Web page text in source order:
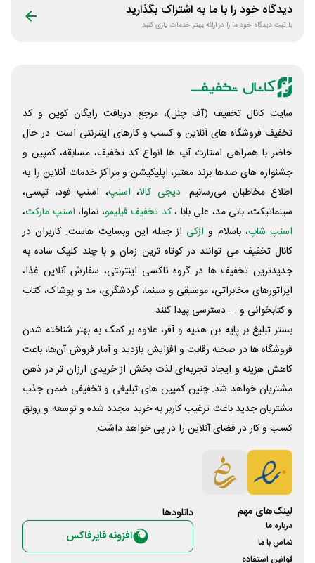
دیدگاه خود را با ما به اشتراک بگذارید
با ثبت دیدگاه خود ما را در ارائه بهتر خدمات یاری کنید
سایت کانال تخفیف (آف چنل)، مرجع دریافت رایگان کوپن و کد
تخفیف فروشگاه های آنلاین و کسب و‌ کارهای اینترنتی است. در حال
حاضر با همراهی استارت آپ ها انواع کد تخفیف، مسابقه، کمپین و
جشنواره های صدها برند معتبر، اپلیکیشن و مراکز خدمات آنلاین را به
اطلاع مخاطبان می‌رسانیم. دیجی کالا، اسنپ، اسنپ فود، تپسی،
سینماتیکت، بانی مد، علی‌ بابا ،کد تخفیف فیلیمو، نماوا، اسنپ مارکت،
اسنپ شاپ، باسلام و ازکی از جمله این وبسایت ‌هاست. کاربران در
کانال تخفیف می توانند در کوتاه ترین زمان و با چند کلیک ساده به
جدیدترین تخفیف ها در گروه تاکسی اینترنتی، سفارش آنلاین غذا،
اپراتورهای مخابراتی، موسیقی و سینما، گردشگری، مد و پوشاک، کتاب
و کتابخوانی و ... دسترسی پیدا کنند.
بستر تبلیغ بر پایه بن هدیه و آفر، علاوه بر کمک به بهتر شناخته شدن
فروشگاه ها در صحنه رقابت و افزایش بازدید و آمار فروش آن‌ها، باعث
کاهش هزینه و ایجاد تجربه‌ای لذت بخش از خریدی ارزان تر در ذهن
مشتریان خواهد شد. چنین کمپین های تبلیغی و تخفیفی ضمن جذب
مشتریان جدید باعث ترغیب کاربر به خرید مجدد شده و توسعه و رونق
کسب و کار در فضای آنلاین را در پی خواهد داشت.
لینک‌های مهم
درباره ما
تماس با ما
قوانین استفاده
دانلود‌ها
افزونه فایرفاکس